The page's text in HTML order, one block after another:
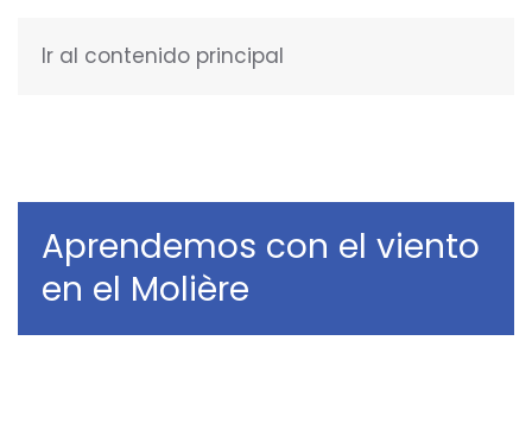
Ir al contenido principal
Aprendemos con el viento
en el Molière